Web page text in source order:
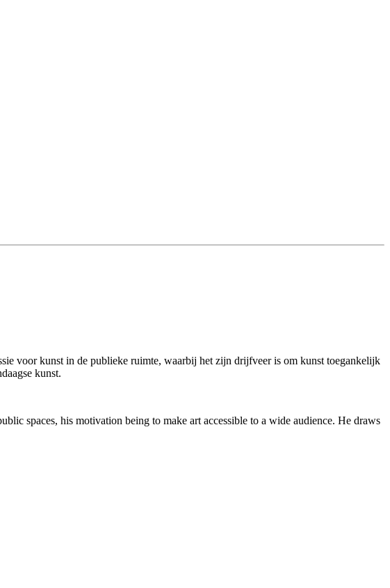
voor kunst in de publieke ruimte, waarbij het zijn drijfveer is om kunst toegankelijk
kunst.
spaces, his motivation being to make art accessible to a wide audience. He draws